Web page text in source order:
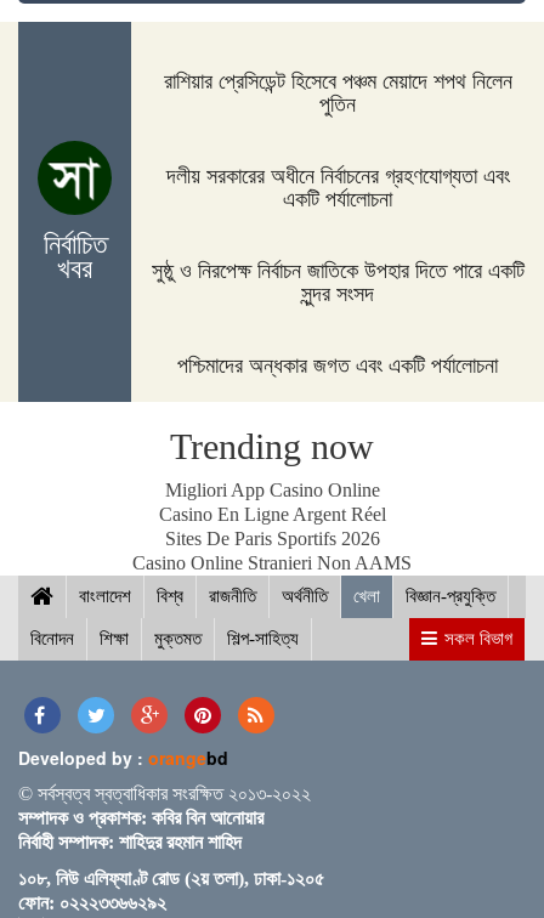
পদ্মা সেতুর জন্য বাংলাদেশ বিশ্বে সম্মান পেয়েছে : প্রধানমন্ত্রী
আইসিসি জুন মাসের সেরার দৌড়ে রোহিত-বুমরাহ ও গুরবাজ
স্পিকারের সাথে মালয়েশিয়ার হাউজ অব রিপ্রেজেনটেটিভের
স্পিকারের বৈঠক
ছাত্র-ছাত্রীদের সুনাগরিক হিসেবে গড়ে ওঠার আহ্বান সিমিন
হোসেন রিমির
নড়াইলের চিত্রাপাড়ে চলছে এসএম সুলতান শীর্ষক দুই
নতুন ব্রিটিশ প্রধানমন্ত্রী কেয়ার স্টারমারকে প্রধানমন্ত্রীর
অভিনন্দন
নির্বাচিত
খবর
রাশিয়ার প্রেসিডেন্ট হিসেবে পঞ্চম মেয়াদে শপথ নিলেন
পুতিন
দলীয় সরকারের অধীনে নির্বাচনের গ্রহণযোগ্যতা এবং
একটি পর্যালোচনা
সুষ্ঠু ও নিরপেক্ষ নির্বাচন জাতিকে উপহার দিতে পারে একটি
সুন্দর সংসদ
পশ্চিমাদের অন্ধকার জগত এবং একটি পর্যালোচনা
Trending now
Migliori App Casino Online
Casino En Ligne Argent Réel
Sites De Paris Sportifs 2026
Casino Online Stranieri Non AAMS
বাংলাদেশ বিশ্ব রাজনীতি অর্থনীতি খেলা বিজ্ঞান-প্রযুক্তি
বিনোদন শিক্ষা মুক্তমত শিল্প-সাহিত্য সকল বিভাগ
Developed by : orangebd
© সর্বস্বত্ব স্বত্বাধিকার সংরক্ষিত ২০১৩-২০২২
সম্পাদক ও প্রকাশক: কবির বিন আনোয়ার
নির্বাহী সম্পাদক: শাহিদুর রহমান শাহিদ
১০৮, নিউ এলিফ্যাণ্ট রোড (২য় তলা), ঢাকা-১২০৫
ফোন: ০২২২৩৩৬৬২৯২